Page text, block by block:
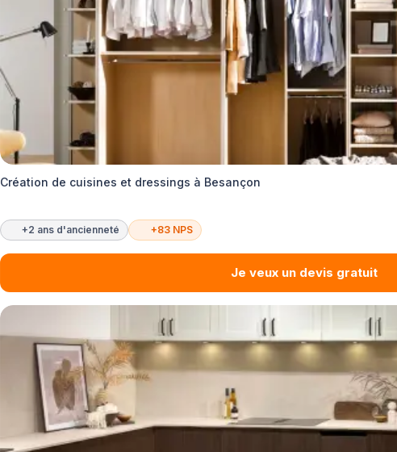
Création de cuisines et dressings à Besançon
+2 ans d'ancienneté +83 NPS
Je veux un devis gratuit